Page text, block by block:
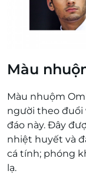
Màu
Màu nhuộm
người theo đuổi
đáo này. Đây
nhiệt huyết và
cá tính; phóng
lạ.